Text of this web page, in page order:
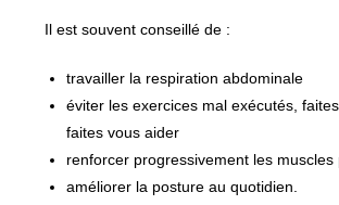
Il est souvent conseillé de :
travailler la respiration abdominale
éviter les exercices mal exécutés,
faites vous aider
renforcer progressivement les muscles
améliorer la posture au quotidien.